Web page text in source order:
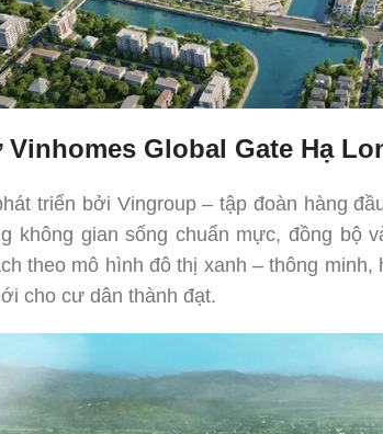
Global Gate Hạ
triển bởi Vingroup – tập đoàn hàng
không gian sống chuẩn mực, đồng bộ
theo mô hình đô thị xanh – thông
cho cư dân thành đạt.